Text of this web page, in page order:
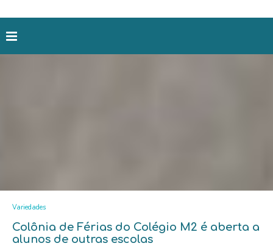
Variedades
Colônia de Férias do Colégio M2 é aberta a
alunos de outras escolas